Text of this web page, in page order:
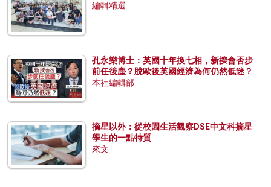
編輯精選
孔永樂博士：英國十年換七相，新揆會否步
前任後塵？脫歐後英國經濟為何仍然低迷？
本社編輯部
摘星以外：從校園生活觀察DSE中文科摘星
學生的一點特質
來文